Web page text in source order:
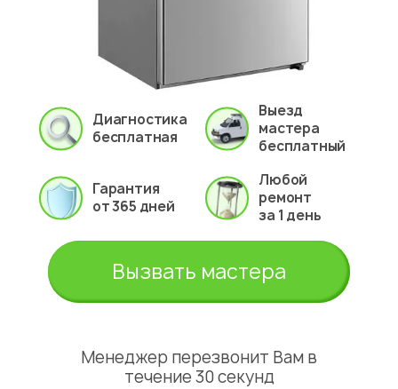
Диагностика
бесплатная
Выезд
мастера
бесплатный
Гарантия
от 365 дней
Любой
ремонт
за 1 день
Вызвать мастера
Менеджер перезвонит Вам в
течение 30 секунд